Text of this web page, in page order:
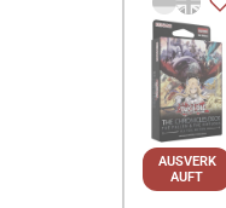
AUSVERK
AUFT